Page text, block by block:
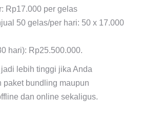
Rp17.000 per gelas
50 gelas/per hari: 50 x 17.000
hari): Rp25.500.000.
lebih tinggi jika Anda
paket bundling maupun
dan online sekaligus.